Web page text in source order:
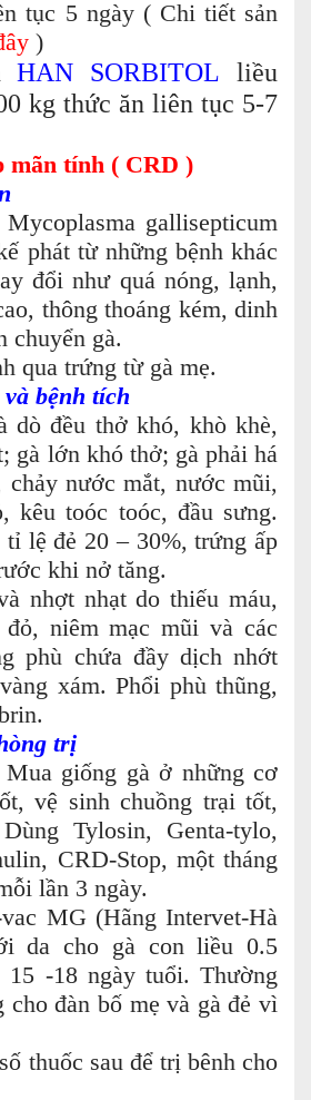
tục 5 ngày ( Chi tiết sản
)
HAN SORBITOL liều
kg thức ăn liên tục 5-7
mãn tính ( CRD )
gallisepticum
phát từ những bệnh khác
đổi như quá nóng, lạnh,
thông thoáng kém, dinh
chuyển gà.
qua trứng từ gà mẹ.
bệnh tích
dò đều thở khó, khò khè,
gà lớn khó thở; gà phải há
chảy nước mắt, nước mũi,
kêu toóc toóc, đầu sưng.
tỉ lệ đẻ 20 – 30%, trứng ấp
khi nở tăng.
nhợt nhạt do thiếu máu,
niêm mạc mũi và các
phù chứa đầy dịch nhớt
xám. Phổi phù thũng,
trị
Mua giống gà ở những cơ
vệ sinh chuồng trại tốt,
Tylosin, Genta-tylo,
CRD-Stop, một tháng
lần 3 ngày.
MG (Hãng Intervet-Hà
da cho gà con liều 0.5
-18 ngày tuổi. Thường
cho đàn bố mẹ và gà đẻ vì
thuốc sau để trị bênh cho